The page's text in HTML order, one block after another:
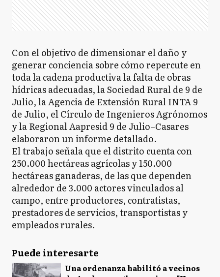
Con el objetivo de dimensionar el daño y
generar conciencia sobre cómo repercute en
toda la cadena productiva la falta de obras
hídricas adecuadas, la Sociedad Rural de 9 de
Julio, la Agencia de Extensión Rural INTA 9
de Julio, el Círculo de Ingenieros Agrónomos
y la Regional Aapresid 9 de Julio–Casares
elaboraron un informe detallado.
El trabajo señala que el distrito cuenta con
250.000 hectáreas agrícolas y 150.000
hectáreas ganaderas, de las que dependen
alrededor de 3.000 actores vinculados al
campo, entre productores, contratistas,
prestadores de servicios, transportistas y
empleados rurales.
Puede interesarte
Una ordenanza habilitó a vecinos